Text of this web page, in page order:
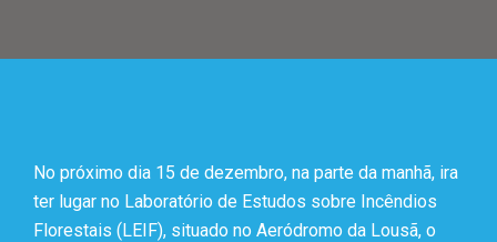
No próximo dia 15 de dezembro, na parte da manhã, ira
ter lugar no Laboratório de Estudos sobre Incêndios
Florestais (LEIF), situado no Aeródromo da Lousã, o